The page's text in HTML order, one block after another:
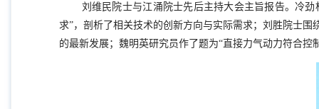
刘维民院士与江涌院士先后主持大会主旨报告。冷
求”，剖析了相关技术的创新方向与实际需求；刘胜院士
的最新发展；魏明英研究员作了题为“直接力气动力符合